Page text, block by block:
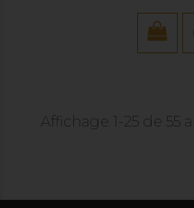
Affichage 1-25 de 55